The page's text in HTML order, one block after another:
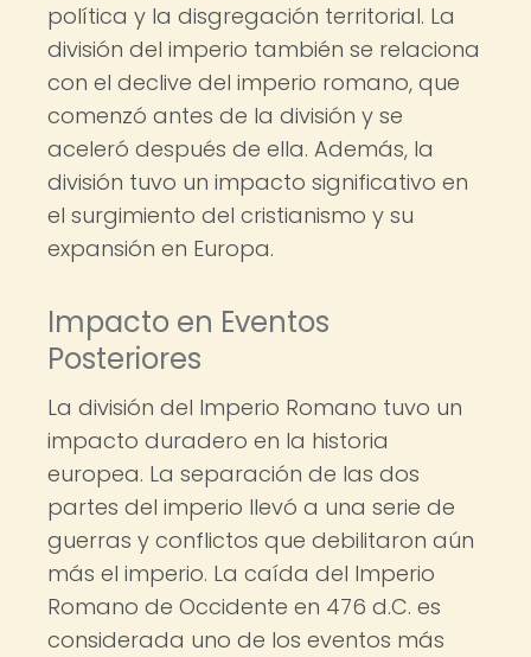
política y la disgregación territorial. La
división del imperio también se relaciona
con el declive del imperio romano, que
comenzó antes de la división y se
aceleró después de ella. Además, la
división tuvo un impacto significativo en
el surgimiento del cristianismo y su
expansión en Europa.
Impacto en Eventos
Posteriores
La división del Imperio Romano tuvo un
impacto duradero en la historia
europea. La separación de las dos
partes del imperio llevó a una serie de
guerras y conflictos que debilitaron aún
más el imperio. La caída del Imperio
Romano de Occidente en 476 d.C. es
considerada uno de los eventos más